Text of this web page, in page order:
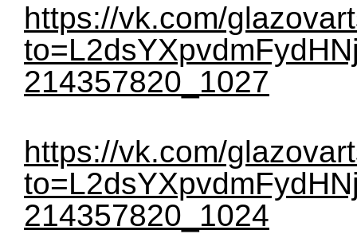
https://vk.com/
214357820_1027
https://vk.com/
214357820_1024